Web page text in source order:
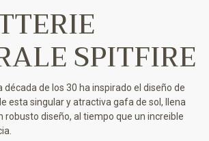
SPITFIRE
década de los 30 ha inspirado el diseño de
esta singular y atractiva gafa de sol, llena
robusto diseño, al tiempo que un increible